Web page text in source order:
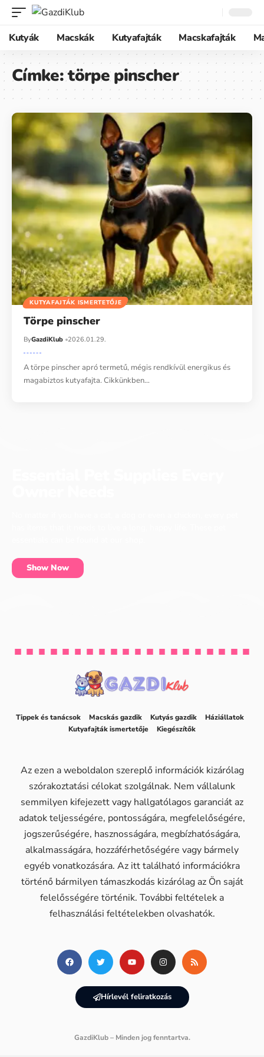
Kutyák Macskák Kutyafajták Macskafajták
Címke:törpe pinscher
KUTYAFAJTÁK ISMERTETŐJE
Törpe pinscher
ByGazdiKlub 2026.01.29.
A törpe pinscher apró termetű, mégis rendkívül energikus és
magabiztos kutyafajta. Cikkünkben…
Show Now
Tippek és tanácsok Macskás gazdik Kutyás gazdik
Háziállatok
Kutyafajták ismertetője
Kiegészítők
Az ezen a weboldalon szereplő információk kizárólag
szórakoztatási célokat szolgálnak. Nem vállalunk
semmilyen kifejezett vagy hallgatólagos garanciát az
adatok teljességére, pontosságára, megfelelőségére,
jogszerűségére, hasznosságára, megbízhatóságára,
alkalmasságára, hozzáférhetőségére vagy bármely
egyéb vonatkozására. Az itt található információkra
történő bármilyen támaszkodás kizárólag az Ön saját
felelősségére történik. További feltételek a
felhasználási feltételekben olvashatók.
Hírlevél feliratkozás
GazdiKlub – Minden jog fenntartva.